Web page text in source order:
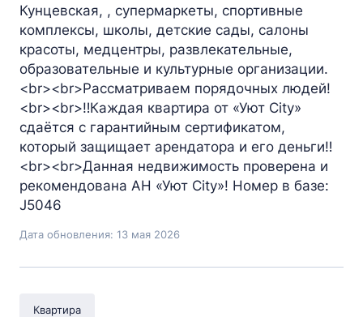
Кунцевская, , супермаркеты, спортивные
комплексы, школы, детские сады, салоны
красоты, медцентры, развлекательные,
образовательные и культурные организации.
<br><br>Рассматриваем порядочных людей!
<br><br>‼️Каждая квартира от «Уют City»
сдаётся с гарантийным сертификатом,
который защищает арендатора и его деньги‼️
<br><br>Данная недвижимость проверена и
рекомендована АН «Уют City»! Номер в базе:
J5046
Дата обновления: 13 мая 2026
Квартира